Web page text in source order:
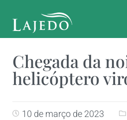
Chegada da
helicóptero
10 de março de 2023